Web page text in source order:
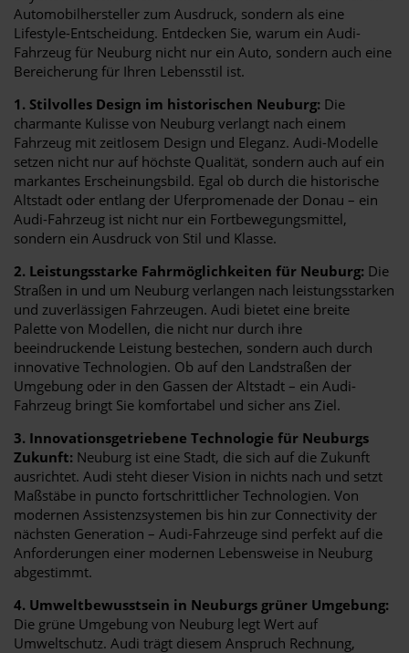
Automobilhersteller zum Ausdruck, sondern als eine
Lifestyle-Entscheidung. Entdecken Sie, warum ein Audi-
Fahrzeug für Neuburg nicht nur ein Auto, sondern auch eine
Bereicherung für Ihren Lebensstil ist.
1. Stilvolles Design im historischen Neuburg: Die
charmante Kulisse von Neuburg verlangt nach einem
Fahrzeug mit zeitlosem Design und Eleganz. Audi-Modelle
setzen nicht nur auf höchste Qualität, sondern auch auf ein
markantes Erscheinungsbild. Egal ob durch die historische
Altstadt oder entlang der Uferpromenade der Donau – ein
Audi-Fahrzeug ist nicht nur ein Fortbewegungsmittel,
sondern ein Ausdruck von Stil und Klasse.
2. Leistungsstarke Fahrmöglichkeiten für Neuburg: Die
Straßen in und um Neuburg verlangen nach leistungsstarken
und zuverlässigen Fahrzeugen. Audi bietet eine breite
Palette von Modellen, die nicht nur durch ihre
beeindruckende Leistung bestechen, sondern auch durch
innovative Technologien. Ob auf den Landstraßen der
Umgebung oder in den Gassen der Altstadt – ein Audi-
Fahrzeug bringt Sie komfortabel und sicher ans Ziel.
3. Innovationsgetriebene Technologie für Neuburgs
Zukunft: Neuburg ist eine Stadt, die sich auf die Zukunft
ausrichtet. Audi steht dieser Vision in nichts nach und setzt
Maßstäbe in puncto fortschrittlicher Technologien. Von
modernen Assistenzsystemen bis hin zur Connectivity der
nächsten Generation – Audi-Fahrzeuge sind perfekt auf die
Anforderungen einer modernen Lebensweise in Neuburg
abgestimmt.
4. Umweltbewusstsein in Neuburgs grüner Umgebung:
Die grüne Umgebung von Neuburg legt Wert auf
Umweltschutz. Audi trägt diesem Anspruch Rechnung,